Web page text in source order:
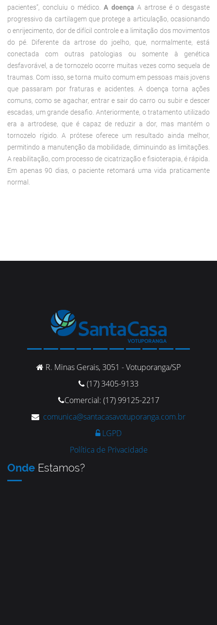
pacientes”, concluiu o médico.A doença A artrose é o desgaste
progressivo da cartilagem que protege a articulação, ocasionando
o enrijecimento, dor de difícil controle e a limitação dos movimentos
do pé. Diferente da artrose do joelho, que, normalmente, está
conectada com outras patologias ou somente à genética
desfavorável, a de tornozelo ocorre muitas vezes como sequela de
traumas. Com isso, se torna muito comum em pessoas mais jovens
que passaram por fraturas e acidentes. A doença torna ações
comuns, como se agachar, entrar e sair do carro ou subir e descer
escadas, um grande desafio. Anteriormente, o tratamento utilizado
era a artrodese, que é capaz de reduzir a dor, mas mantém o
tornozelo rígido. A prótese oferece um resultado ainda melhor,
permitindo a manutenção da mobilidade, diminuindo as limitações.
A reabilitação, com processo de cicatrização e fisioterapia, é rápida.
Em apenas 90 dias, o paciente retomará uma vida praticamente
normal.
R. Minas Gerais, 3051 - Votuporanga/SP
(17) 3405-9133
Comercial: (17) 99125-2217
comunica@santacasavotuporanga.com.br
LGPD
Política de Privacidade
Onde Estamos?